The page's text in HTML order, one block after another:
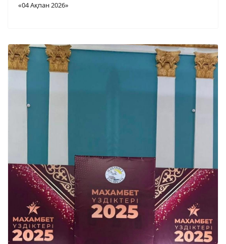
«04 Ақпан 2026»